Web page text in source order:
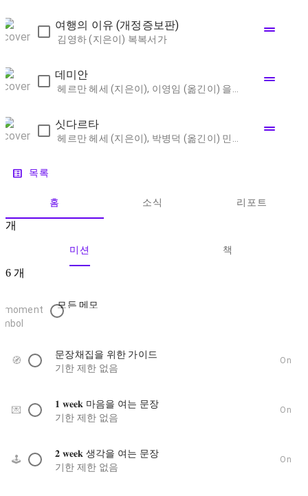
여행의 이유 (개정증보판)
김영하 (지은이) 복복서가 drag_handle
데미안
헤르만 헤세 (지은이), 이영임 (옮긴이) 을유문화사 drag_handle
싯다르타
헤르만 헤세 (지은이), 박병덕 (옮긴이) 민음사 drag_handle
list_alt 목록
홈 소식 리포트
개
미션 책
6 개
모든 메모
🧭
문장채집을 위한 가이드
기한 제한 없음
On
💌
𝟏 𝐰𝐞𝐞𝐤 마음을 여는 문장
기한 제한 없음
On
🕹️
𝟐 𝐰𝐞𝐞𝐤 생각을 여는 문장
기한 제한 없음
On